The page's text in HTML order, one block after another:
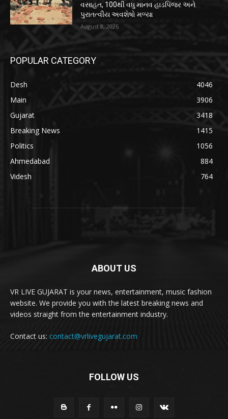
વસાહત, 100થી વધુ માનવ હાડપિંજર અને
પુરાતત્વીય અવશેષો મળ્યા
August 8, 2026
POPULAR CATEGORY
Desh
4046
Main
3906
Gujarat
3418
Breaking News
1415
Politics
1056
Ahmedabad
884
Videsh
764
ABOUT US
VR LIVE GUJARAT is your news, entertainment, music fashion
website. We provide you with the latest breaking news and
videos straight from the entertainment industry.
Contact us: contact@vrlivegujarat.com
FOLLOW US